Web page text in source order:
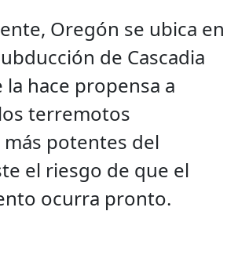
Oregón se ubica en
de Cascadia
la hace propensa a
terremotos
potentes del
el riesgo de que el
ocurra pronto.